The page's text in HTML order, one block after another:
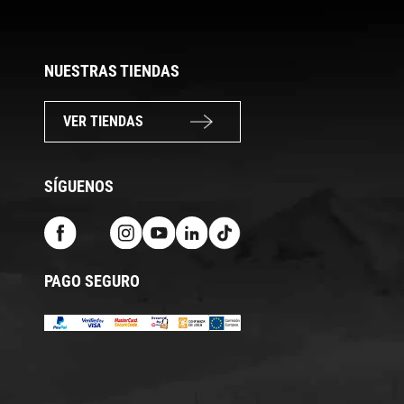
NUESTRAS TIENDAS
VER TIENDAS
SÍGUENOS
PAGO SEGURO